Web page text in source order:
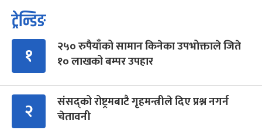
ट्रेन्डिङ
१
२५० रुपैयाँको सामान किनेका उपभोक्ताले जिते
१० लाखको बम्पर उपहार
२
संसद्को रोष्ट्रमबाटै गृहमन्त्रीले दिए प्रश्न नगर्न
चेतावनी